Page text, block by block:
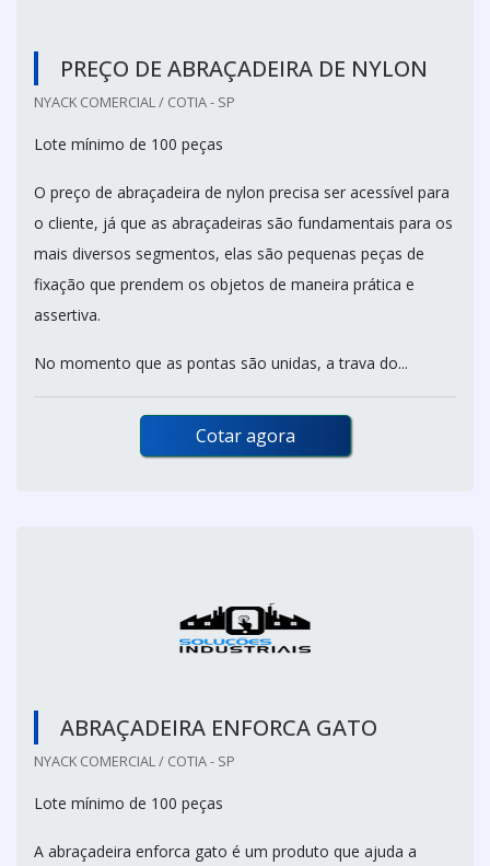
PREÇO DE ABRAÇADEIRA DE NYLON
NYACK COMERCIAL / COTIA - SP
Lote mínimo de 100 peças
O preço de abraçadeira de nylon precisa ser acessível para
o cliente, já que as abraçadeiras são fundamentais para os
mais diversos segmentos, elas são pequenas peças de
fixação que prendem os objetos de maneira prática e
assertiva.
No momento que as pontas são unidas, a trava do...
Cotar agora
ABRAÇADEIRA ENFORCA GATO
NYACK COMERCIAL / COTIA - SP
Lote mínimo de 100 peças
A abraçadeira enforca gato é um produto que ajuda a